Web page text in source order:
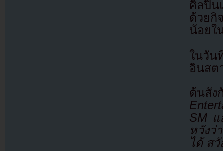
ศิลปิน
ด้วยกิ
น้อยใ
ในวัน
อินสต
ต้นสั
SM แ
หวังว่
ได้ ส